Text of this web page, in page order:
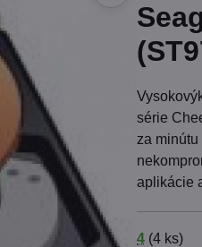
série
za
aplikácie
4 (4 ks)